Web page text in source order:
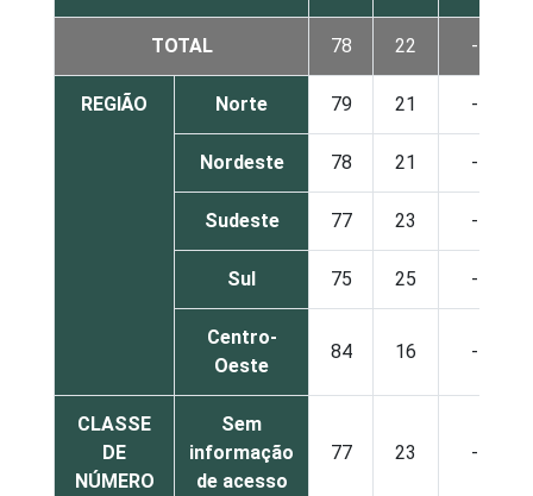
TOTAL 78 22 -
REGIÃO Norte 79 21 -
Nordeste 78 21 -
Sudeste 77 23 -
Sul 75 25 -
Centro-
Oeste
84 16 -
CLASSE
DE
NÚMERO
Sem
informação
de acesso
77 23 -